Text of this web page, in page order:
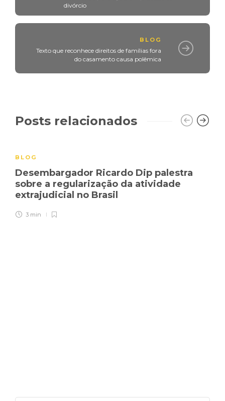
divórcio
BLOG
Texto que reconhece direitos de famílias fora
do casamento causa polêmica
Posts relacionados
BLOG
Desembargador Ricardo Dip palestra
sobre a regularização da atividade
extrajudicial no Brasil
3 min